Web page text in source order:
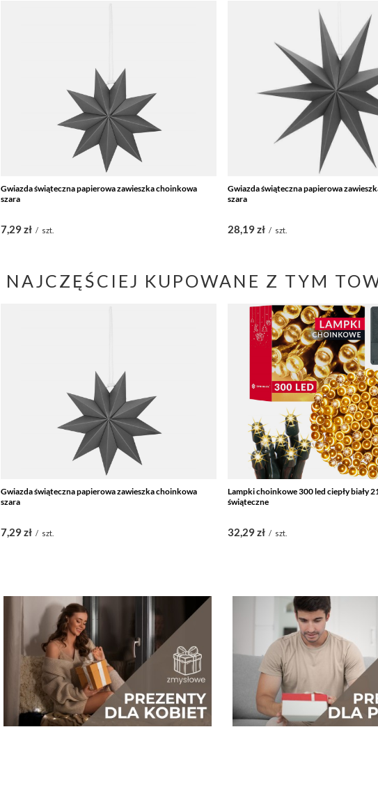
Gwiazda świąteczna papierowa zawieszka choinkowa
szara
7,29 zł / szt.
Gwiazda świąteczna papierowa
szara
28,19 zł / szt.
NAJCZĘŚCIEJ KUPOWANE Z TYM
Gwiazda świąteczna papierowa zawieszka choinkowa
szara
7,29 zł / szt.
Lampki choinkowe 300 led ciepły biały
świąteczne
32,29 zł / szt.